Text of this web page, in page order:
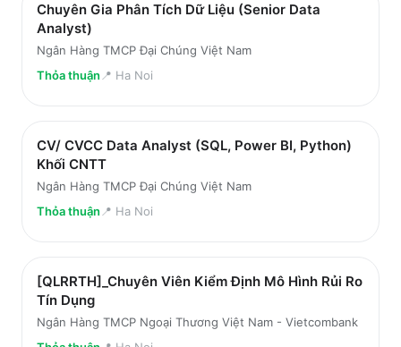
Chuyên Gia Phân Tích Dữ Liệu (Senior Data
Analyst)
Ngân Hàng TMCP Đại Chúng Việt Nam
Thỏa thuận 📍 Ha Noi
CV/ CVCC Data Analyst (SQL, Power BI, Python)
Khối CNTT
Ngân Hàng TMCP Đại Chúng Việt Nam
Thỏa thuận 📍 Ha Noi
[QLRRTH]_Chuyên Viên Kiểm Định Mô Hình Rủi Ro
Tín Dụng
Ngân Hàng TMCP Ngoại Thương Việt Nam - Vietcombank